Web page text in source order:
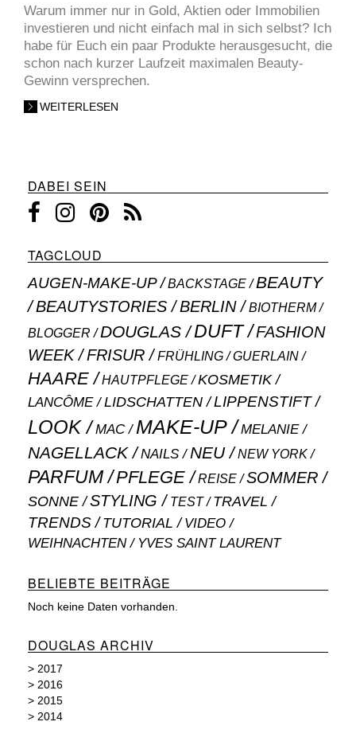
Warum immer nur in Gold, Aktien oder Immobilien
investieren und nicht einfach mal in sich selbst? Ich
habe für Euch ein paar Produkte herausgesucht, die
schon nach kurzer Laufzeit maximalen Beauty-
Gewinn versprechen.
WEITERLESEN
DABEI SEIN
TAGCLOUD
AUGEN-MAKE-UP BACKSTAGE BEAUTY
BEAUTYSTORIES BERLIN
BIOTHERM
BLOGGER
DOUGLAS DUFT
FASHION
WEEK
FRISUR FRÜHLING GUERLAIN
HAARE HAUTPFLEGE
KOSMETIK
LANCÔME
LIDSCHATTEN LIPPENSTIFT
LOOK MAC MAKE-UP MELANIE
NAGELLACK NAILS NEU NEW YORK
PARFUM PFLEGE REISE SOMMER
SONNE STYLING TEST TRAVEL
TRENDS TUTORIAL VIDEO
WEIHNACHTEN YVES SAINT LAURENT
BELIEBTE BEITRÄGE
Noch keine Daten vorhanden.
DOUGLAS ARCHIV
> 2017
> 2016
> 2015
> 2014